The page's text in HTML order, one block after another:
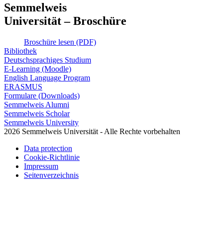
Semmelweis
Universität – Broschüre
Broschüre lesen (PDF)
Bibliothek
Deutschsprachiges Studium
E-Learning (Moodle)
English Language Program
ERASMUS
Formulare (Downloads)
Semmelweis Alumni
Semmelweis Scholar
Semmelweis University
2026 Semmelweis Universität - Alle Rechte vorbehalten
Data protection
Cookie-Richtlinie
Impressum
Seitenverzeichnis